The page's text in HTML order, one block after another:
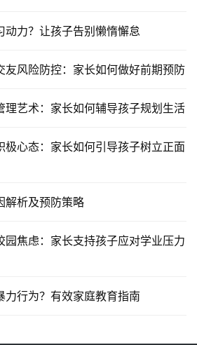
动力？让孩子告别懒惰懈怠
友风险防控：家长如何做好前期预防
理艺术：家长如何辅导孩子规划生活
极心态：家长如何引导孩子树立正面
解析及预防策略
园焦虑：家长支持孩子应对学业压力
力行为？有效家庭教育指南